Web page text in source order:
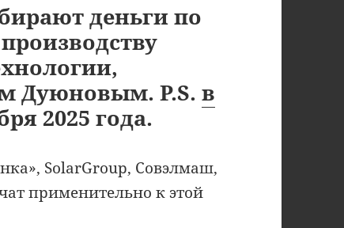
деньги по
Дуюновым. P.S.в
2025 года.
SolarGroup, Совэлмаш,
применительно к этой